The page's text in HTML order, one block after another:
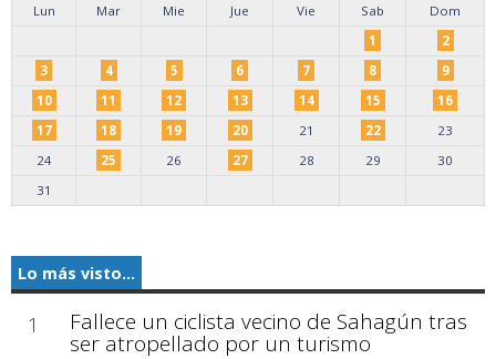
Lun
Mar Mie Jue Vie Sab
Dom
1
2
3
4 5 6 7 8
9
10
11 12 13 14 15
16
17
18 19 20 21 22
23
24
25 26 27 28 29
30
31
Lo más visto...
1 Fallece un ciclista vecino de Sahagún tras
ser atropellado por un turismo